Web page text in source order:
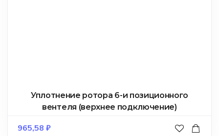
Уплотнение ротора 6-и позиционного
вентеля (верхнее подключение)
965,58 ₽